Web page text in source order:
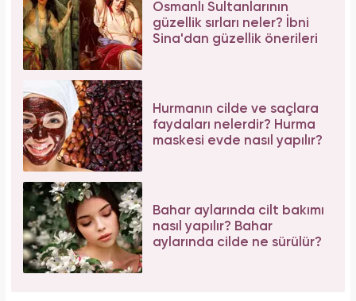
Osmanlı Sultanlarının
güzellik sırları neler? İbni
Sina'dan güzellik önerileri
Hurmanın cilde ve saçlara
faydaları nelerdir? Hurma
maskesi evde nasıl yapılır?
Bahar aylarında cilt bakımı
nasıl yapılır? Bahar
aylarında cilde ne sürülür?